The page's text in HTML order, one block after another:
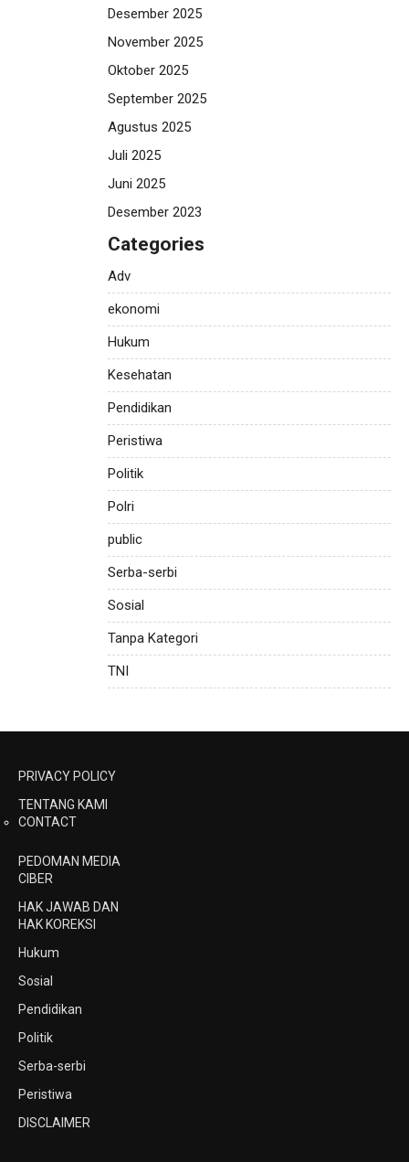
Desember 2025
November 2025
Oktober 2025
September 2025
Agustus 2025
Juli 2025
Juni 2025
Desember 2023
Categories
Adv
ekonomi
Hukum
Kesehatan
Pendidikan
Peristiwa
Politik
Polri
public
Serba-serbi
Sosial
Tanpa Kategori
TNI
PRIVACY POLICY
TENTANG KAMI
CONTACT
PEDOMAN MEDIA
CIBER
HAK JAWAB DAN
HAK KOREKSI
Hukum
Sosial
Pendidikan
Politik
Serba-serbi
Peristiwa
DISCLAIMER